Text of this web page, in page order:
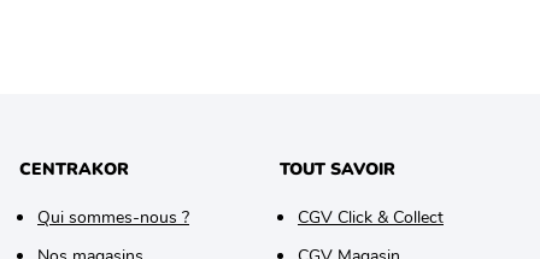
CENTRAKOR
Qui sommes-nous ?
TOUT SAVOIR
CGV Click & Collect